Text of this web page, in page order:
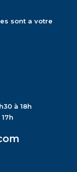
sont a votre
à 18h